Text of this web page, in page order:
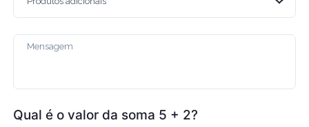
Qual é o valor da soma 5 + 2?